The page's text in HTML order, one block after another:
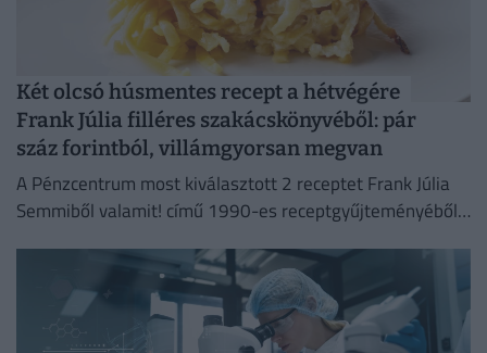
Két olcsó húsmentes recept a hétvégére
Frank Júlia filléres szakácskönyvéből: pár
száz forintból, villámgyorsan megvan
A Pénzcentrum most kiválasztott 2 receptet Frank Júlia
Semmiből valamit! című 1990-es receptgyűjteményéből